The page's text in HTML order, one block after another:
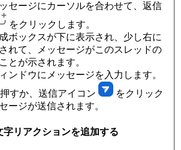
セージにカーソルを合わせて、返信
をクリックします。
ボックスが下に表示され、少し右に
れて、メッセージがこのスレッドの
とが示されます。
ンドウにメッセージを入力します。
すか、送信アイコン
をクリック
ージが送信されます。
字リアクションを追加する